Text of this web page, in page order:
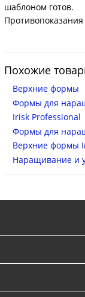
шаблоном готов.
Похожие
Верхние формы
Формы для
Irisk Professional
Формы для
Верхние формы
Наращивание и